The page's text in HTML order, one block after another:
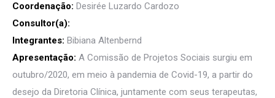
Coordenação: Desirée Luzardo Cardozo
Consultor(a):
Integrantes: Bibiana Altenbernd
Apresentação: A Comissão de Projetos Sociais surgiu em
outubro/2020, em meio à pandemia de Covid-19, a partir do
desejo da Diretoria Clínica, juntamente com seus terapeutas,